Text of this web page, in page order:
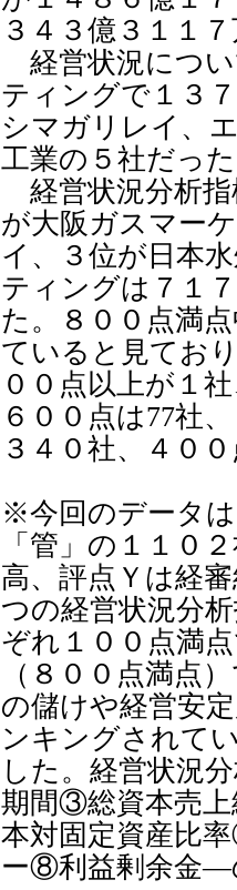
３４３億３１１
経営状況につい
ティングで１３
シマガリレイ、
工業の５社だっ
経営状況分析指
が大阪ガスマー
イ、３位が日本
ティングは７１
た。８００点満
ていると見てお
００点以上が１
６００点は77社
３４０社、４０
※今回のデータ
「管」の１１０
高、評点Ｙは経
つの経営状況分
ぞれ１００点満
（８００点満点
の儲けや経営安
ンキングされて
した。経営状況
期間③総資本売
本対固定資産比
ー⑧利益剰余金―